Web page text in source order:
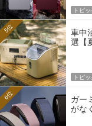
トピッ
車中
選【
5位
トピッ
ガー
がな
6位